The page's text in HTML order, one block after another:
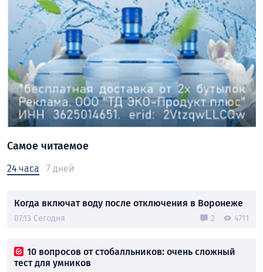
Самое читаемое
24 часа 7 дней
Когда включат воду после отключения в Воронеже
07:13 Сегодня 2 4711
10 вопросов от стобалльников: очень сложный
тест для умников